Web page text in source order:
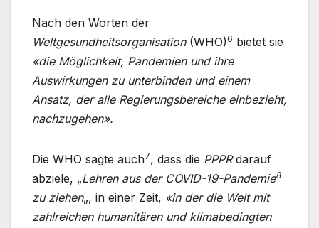
Nach den Worten der
Weltgesundheitsorganisation(WHO)6 bietet sie
«die Möglichkeit, Pandemien und ihre
Auswirkungen zu unterbinden und einem
Ansatz, der alle Regierungsbereiche einbezieht,
nachzugehen».
Die WHO sagte auch7, dass die PPPRdarauf
abziele, „Lehren aus der COVID-19-Pandemie8
zu ziehen„, in einer Zeit, «in der die Welt mit
zahlreichen humanitären und klimabedingten